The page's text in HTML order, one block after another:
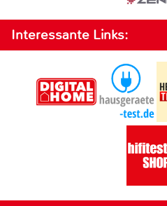
Interessante Links: